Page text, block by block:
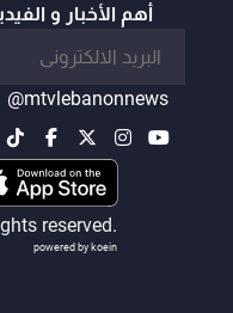
أهم الأخبار و
@mtvlebanonnews
reserved.
powered by koein